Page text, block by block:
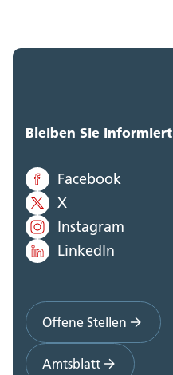
Bleiben Sie informiert
Facebook
X
Instagram
LinkedIn
Offene Stellen
Amtsblatt